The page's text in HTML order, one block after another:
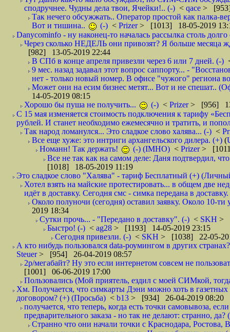
сподручнее. Чудны дела твои, Ячейки!.. (-) < qace > [953]
Так нечего обсужжать.. Оператор простой как палка-
Вот и тишина..
(-) < Prizer> [1013] 18-05-2019
Danycominfo - ну наконец-то началась рассылка столь
Через сколько НЕДЕЛЬ они привозят? Я больше месяца
[982] 13-05-2019 22:44
В СПб в конце апреля привезли через 6 или 7 дней. (-)
9 мес. назад задавал этот вопрос саппорту... -
нет - только новый номер. В офисе "чужого" региона
Может они на есим бизнес метят... Вот и не спешат..
14-05-2019 08:15
Хорошо бы пуша не получить...
(-) < Prizer> [956]
С 15 мая изменяется стоимость подключения к тарифу
рублей. И станет необходимо ежемесячно и тратить, и
Так народ ломанулся... Это сладкое слово халява... (-) <
Все еще хуже: это интриги архангельского дилера. (+) (
Номанн! Так держать!
(-) (IMHO) < Prizer>
Все не так как на самом деле: Даня подтвердил,
[1018] 18-05-2019 11:19
Это сладкое слово "Халява" - тариф Бесплатный (+)
Хотел взять на майские протестировать... в общем две
идёт в доставку. Сегодня смс - симка передана в
Около полуночи (сегодня) оставил заявку. Около 10-ти
2019 18:34
Сутки прочь... - "Передано в доставку". (-) < SKH >
Быстро! (-) < ag28 > [1193] 14-05-2019 23:15
Сегодня привезли. (-) < SKH > [1038] 22-05-
А кто нибудь пользовался data-роумингом в других
Steuer> [954] 26-04-2019 08:57
2р/мегабайт? Ну это если интернетом совсем не
[1001] 06-06-2019 17:00
Пользовались (Мой приятель, ездил с моей СИМкой,
Хм. Получается, что симкарты Дэни можно хоть в газетных
договором? (+) (Просьба) < b13 > [934] 26-04-2019 08:20
получается, что теперь, когда есть точки самовывоза,
предварительного заказа - но так не делают: странно, да?
Странно что они начали точки с Краснодара,